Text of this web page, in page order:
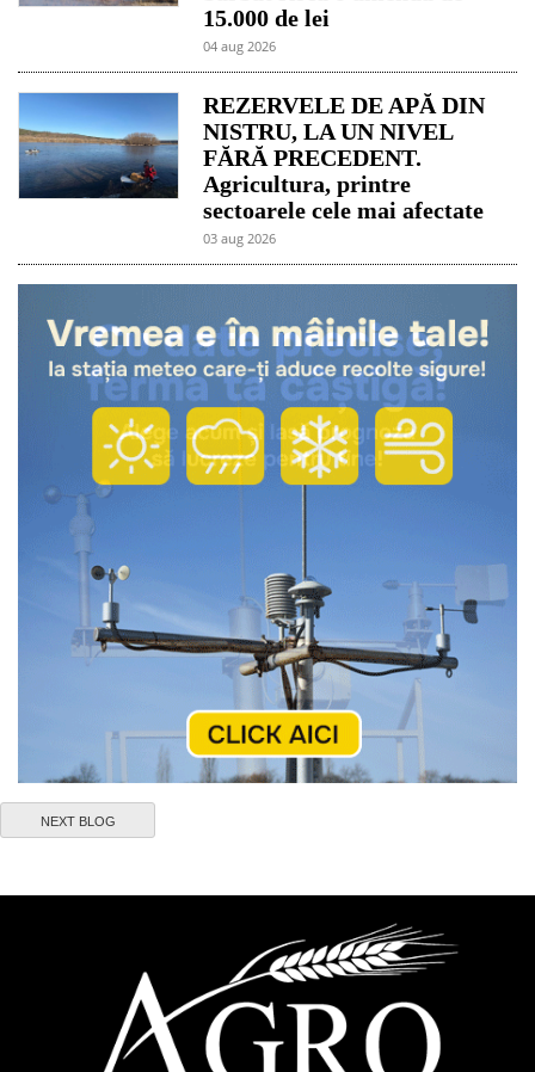
15.000 de lei
04 aug 2026
REZERVELE DE APĂ DIN
NISTRU, LA UN NIVEL
FĂRĂ PRECEDENT.
Agricultura, printre
sectoarele cele mai afectate
03 aug 2026
NEXT BLOG